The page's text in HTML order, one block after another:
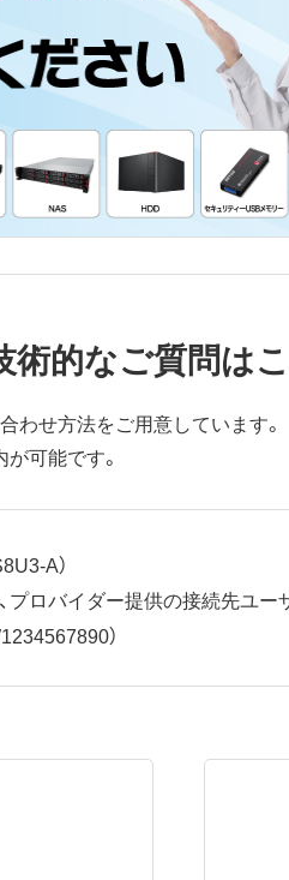
的なご質問は
わせ方法をご用意しています。
可能です。
A）
プロバイダー提供の接続先ユ
）